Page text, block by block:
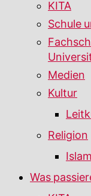
KITA
Schule
Medien
Kultur
Religion
Islam
Was